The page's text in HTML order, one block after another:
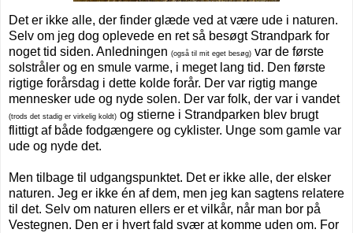
Det er ikke alle, der finder glæde ved at være ude i naturen.
Selv om jeg dog oplevede en ret så besøgt Strandpark for
noget tid siden. Anledningen (også til mit eget besøg) var de første
solstråler og en smule varme, i meget lang tid. Den første
rigtige forårsdag i dette kolde forår. Der var rigtig mange
mennesker ude og nyde solen. Der var folk, der var i vandet
(trods det stadig er virkelig koldt) og stierne i Strandparken blev brugt
flittigt af både fodgængere og cyklister. Unge som gamle var
ude og nyde det.
Men tilbage til udgangspunktet. Det er ikke alle, der elsker
naturen. Jeg er ikke én af dem, men jeg kan sagtens relatere
til det. Selv om naturen ellers er et vilkår, når man bor på
Vestegnen. Den er i hvert fald svær at komme uden om. For